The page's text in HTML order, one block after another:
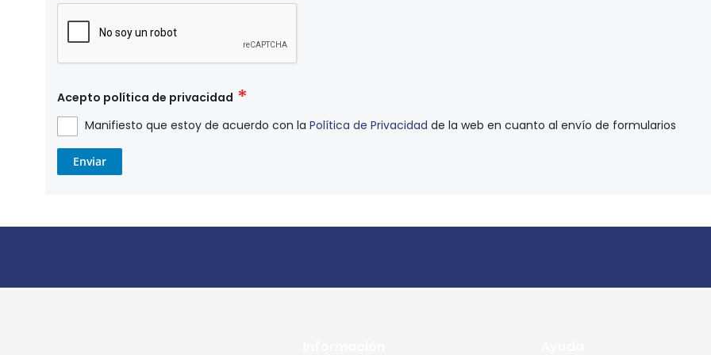
Acepto política de privacidad
Manifiesto que estoy de acuerdo con laPolítica de Privacidad de la web en cuanto al envío de formularios
Enviar